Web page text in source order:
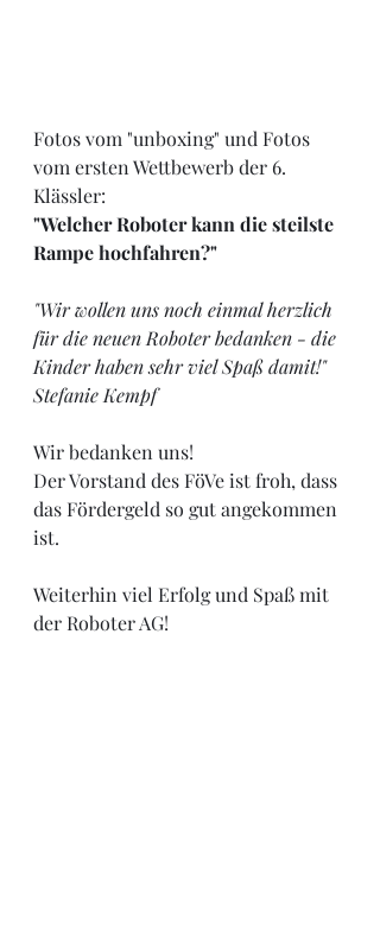
Fotos vom "unboxing" und Fotos
vom ersten Wettbewerb der 6.
Klässler:
"Welcher Roboter kann die steilste
Rampe hochfahren?"
"Wir wollen uns noch einmal herzlich
für die neuen Roboter bedanken - die
Kinder haben sehr viel Spaß damit!"
Stefanie Kempf
Wir bedanken uns!
Der Vorstand des FöVe ist froh, dass
das Fördergeld so gut angekommen
ist.
Weiterhin viel Erfolg und Spaß mit
der Roboter AG!